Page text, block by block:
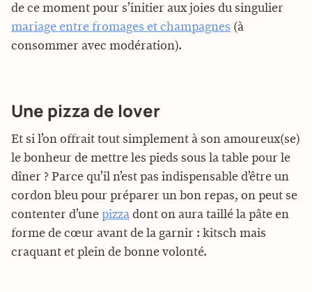
de ce moment pour s’initier aux joies du singulier
mariage entre fromages et champagnes (à
consommer avec modération).
Une pizza de lover
Et si l’on offrait tout simplement à son amoureux(se)
le bonheur de mettre les pieds sous la table pour le
dîner ? Parce qu’il n’est pas indispensable d’être un
cordon bleu pour préparer un bon repas, on peut se
contenter d’une pizza dont on aura taillé la pâte en
forme de cœur avant de la garnir : kitsch mais
craquant et plein de bonne volonté.